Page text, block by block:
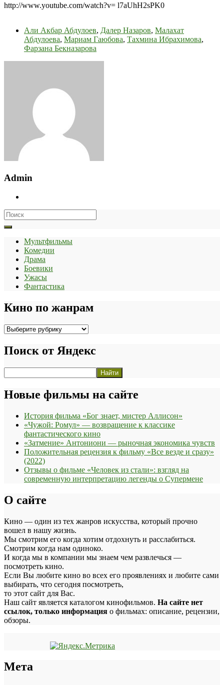
http://www.youtube.com/watch?v= l7aUhH2sPK0
Али Акбар Абдулоев, Далер Назаров, Малахат
Абдулоева, Мариам Гаюбова, Тахмина Ибрахимова,
Фарзана Бекназарова
Admin
Search
for:
Мультфильмы
Комедии
Драма
Боевики
Ужасы
Фантастика
Кино по жанрам
Кино
жанрам
Поиск от Яндекс
Новые фильмы на сайте
История фильма «Бог знает, мистер Аллисон»
«Чужой: Ромул» — возвращение к классике
фантастического кино
«Затмение» Антониони — рыночная экономика чувств
Положительная рецензия к фильму «Все везде и сразу»
(2022)
Отзывы о фильме «Человек из стали»: взгляд на
современную интерпретацию легенды о Супермене
О сайте
Кино — один из тех жанров искусства, который прочно
вошел в нашу жизнь.
Мы смотрим его когда хотим отдохнуть и расслабиться.
Смотрим когда нам одиноко.
И когда мы в компании мы знаем чем развлечься —
посмотреть кино.
Если Вы любите кино во всех его проявлениях и любите сами
выбирать, что сегодня посмотреть,
то этот сайт для Вас.
Наш сайт является каталогом кинофильмов. На сайте нет
ссылок, только информация о фильмах: описание, рецензии,
обзоры.
Мета